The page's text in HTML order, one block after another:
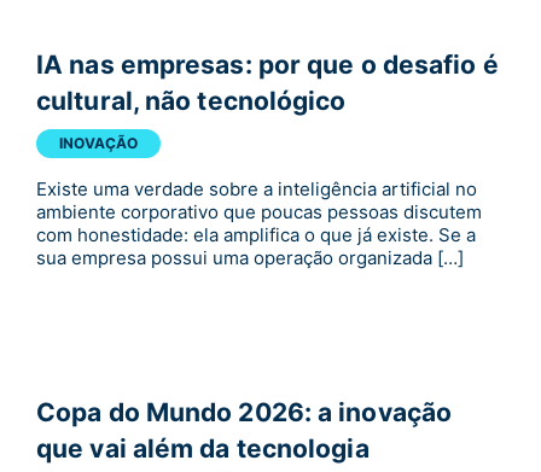
IA nas empresas: por que o desafio é
cultural, não tecnológico
INOVAÇÃO
Existe uma verdade sobre a inteligência artificial no
ambiente corporativo que poucas pessoas discutem
com honestidade: ela amplifica o que já existe. Se a
sua empresa possui uma operação organizada […]
Copa do Mundo 2026: a inovação
que vai além da tecnologia